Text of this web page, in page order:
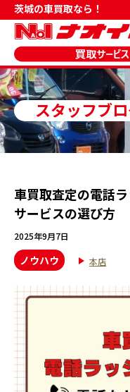
茨城の車買取なら！
スタッフブ
車買取査定の電話
サービスの選び方
2025年9月7日
ノウハウ 本店